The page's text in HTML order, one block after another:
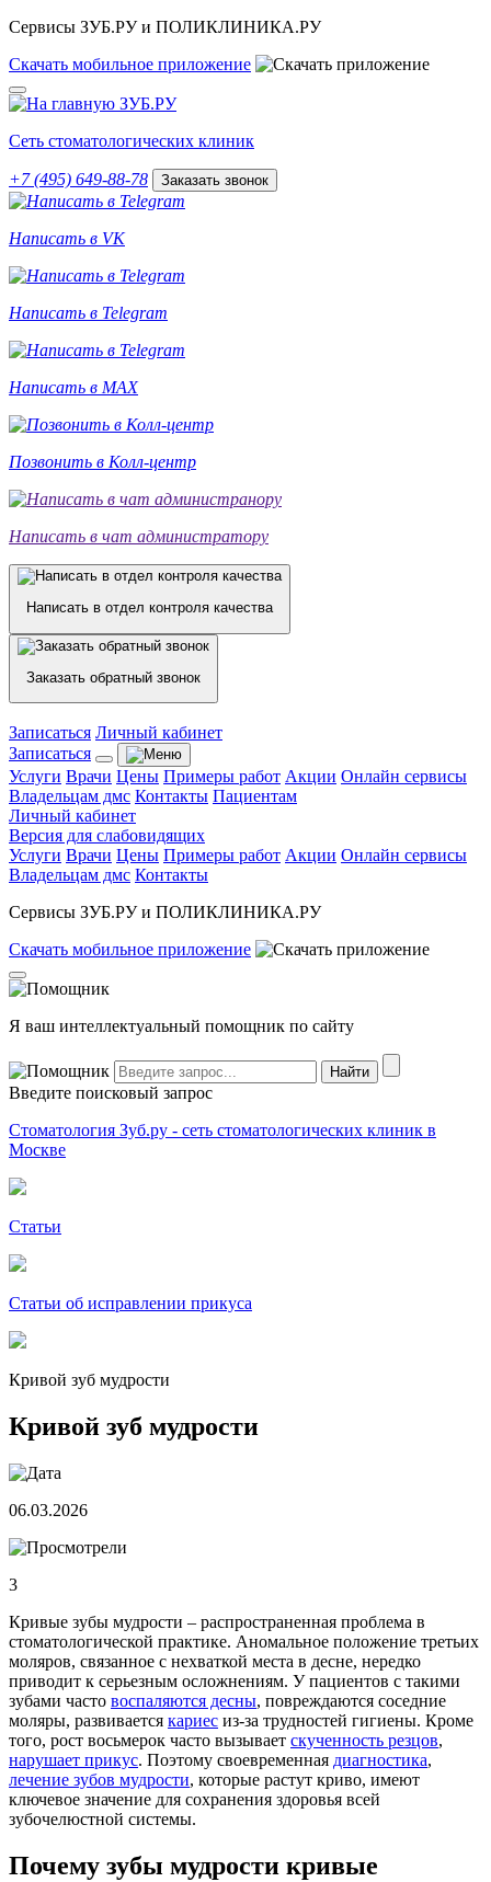
Сервисы ЗУБ.РУ и ПОЛИКЛИНИКА.РУ
Скачать мобильное приложение
Сеть стоматологических клиник
+7 (495) 649-88-78 Заказать звонок
Написать в VK
Написать в Telegram
Написать в MAX
Позвонить в Колл-центр
Написать в чат администратору
Написать в отдел контроля качества
Заказать обратный звонок
Записаться Личный кабинет
Записаться
Услуги Врачи Цены Примеры работ Акции Онлайн сервисы
Владельцам дмс Контакты Пациентам
Личный кабинет
Версия для слабовидящих
Услуги Врачи Цены Примеры работ Акции Онлайн сервисы
Владельцам дмс Контакты
Сервисы ЗУБ.РУ и ПОЛИКЛИНИКА.РУ
Скачать мобильное приложение
Я ваш интеллектуальный помощник по сайту
Введите поисковый запрос
Стоматология Зуб.ру - сеть стоматологических клиник в
Москве
Статьи
Статьи об исправлении прикуса
Кривой зуб мудрости
Кривой зуб мудрости
06.03.2026
3
Кривые зубы мудрости – распространенная проблема в
стоматологической практике. Аномальное положение третьих
моляров, связанное с нехваткой места в десне, нередко
приводит к серьезным осложнениям. У пациентов с такими
зубами часто воспаляются десны, повреждаются соседние
моляры, развивается кариес из-за трудностей гигиены. Кроме
того, рост восьмерок часто вызывает скученность резцов,
нарушает прикус. Поэтому своевременная диагностика,
лечение зубов мудрости, которые растут криво, имеют
ключевое значение для сохранения здоровья всей
зубочелюстной системы.
Почему зубы мудрости кривые